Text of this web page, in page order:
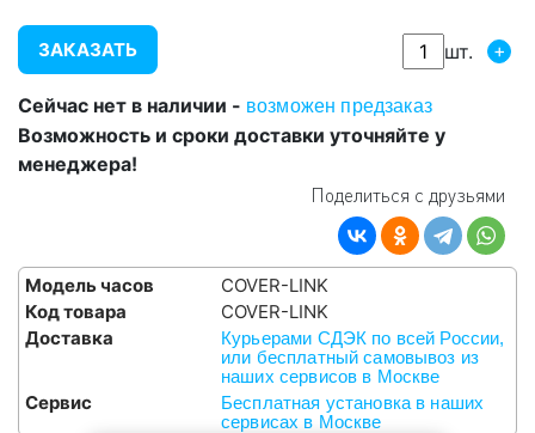
ЗАКАЗАТЬ шт. +
Сейчас нет в наличии - возможен предзаказ
Возможность и сроки доставки уточняйте у
менеджера!
Поделиться с друзьями
Модель часов
COVER-LINK
Код товара
COVER-LINK
Доставка
Курьерами СДЭК по всей России,
или бесплатный самовывоз из
наших сервисов в Москве
Сервис
Бесплатная установка в наших
сервисах в Москве